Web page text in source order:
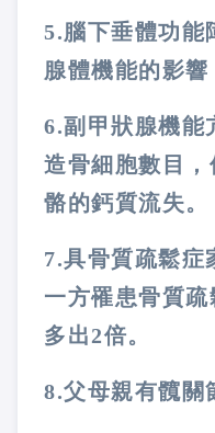
5.腦下垂體功能
腺體機能的影響
6.副甲狀腺機能
造骨細胞數目
骼的鈣質流失。
7.具骨質疏鬆症
一方罹患骨質
多出2倍。
8.父母親有髖關